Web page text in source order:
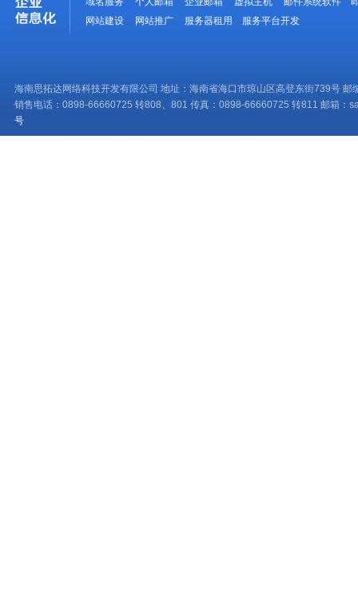
网站建设
网站推广 服务器租用 服务平台开发
海南思拓达网络科技开发有限公司 地址：海南省海口市琼山区高登东街739号 邮
销售电话：0898-66660725 转808、801 传真：0898-66660725 转811 邮箱：
号